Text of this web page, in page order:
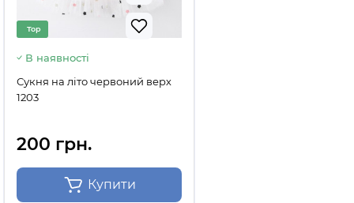
Top
В наявності
Сукня на літо червоний верх
1203
200 грн.
Купити